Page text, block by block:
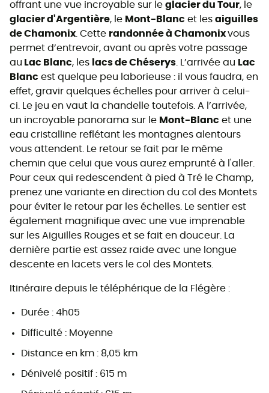
offrant une vue incroyable sur le glacier du Tour, le
glacier d'Argentière, le Mont-Blanc et les aiguilles
de Chamonix . Cette randonnée à Chamonixvous
permet d’entrevoir, avant ou après votre passage
au Lac Blanc, les lacs de Chéserys . L’arrivée au Lac
Blanc est quelque peu laborieuse : il vous faudra, en
effet, gravir quelques échelles pour arriver à celui-
ci. Le jeu en vaut la chandelle toutefois. A l’arrivée,
un incroyable panorama sur le Mont-Blanc et une
eau cristalline reflétant les montagnes alentours
vous attendent. Le retour se fait par le même
chemin que celui que vous aurez emprunté à l'aller.
Pour ceux qui redescendent à pied à Tré le Champ,
prenez une variante en direction du col des Montets
pour éviter le retour par les échelles. Le sentier est
également magnifique avec une vue imprenable
sur les Aiguilles Rouges et se fait en douceur. La
dernière partie est assez raide avec une longue
descente en lacets vers le col des Montets.
Itinéraire depuis le téléphérique de la Flégère :
Durée : 4h05
Difficulté : Moyenne
Distance en km : 8,05 km
Dénivelé positif : 615 m